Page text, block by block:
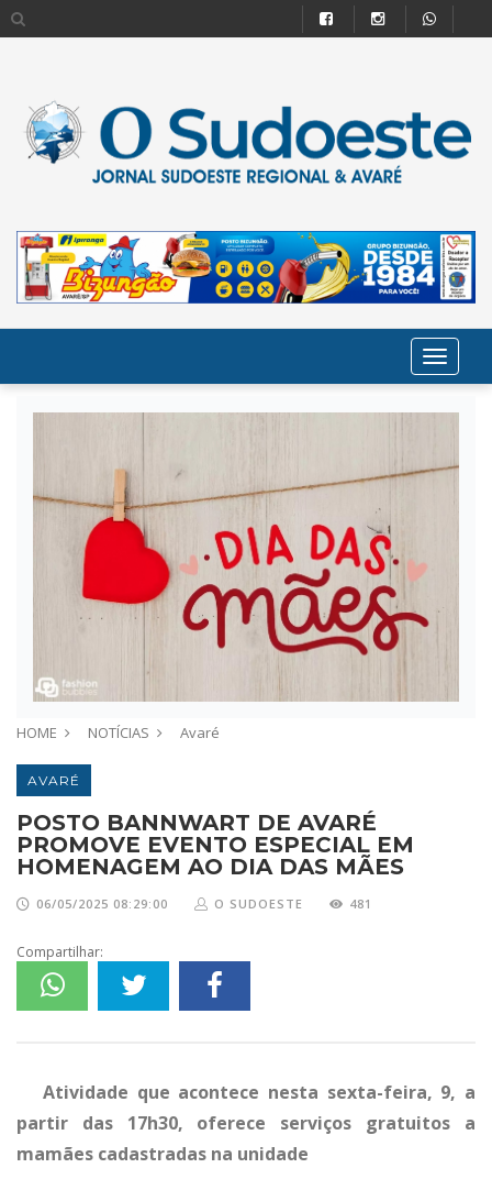
HOME NOTÍCIAS Avaré
AVARÉ
POSTO BANNWART DE AVARÉ
PROMOVE EVENTO ESPECIAL EM
HOMENAGEM AO DIA DAS MÃES
06/05/2025 08:29:00 O SUDOESTE 481
Compartilhar:
Atividade que acontece nesta sexta-feira, 9, a
partir das 17h30, oferece serviços gratuitos a
mamães cadastradas na unidade